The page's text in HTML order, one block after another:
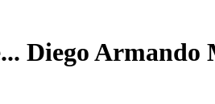
Diego Armando